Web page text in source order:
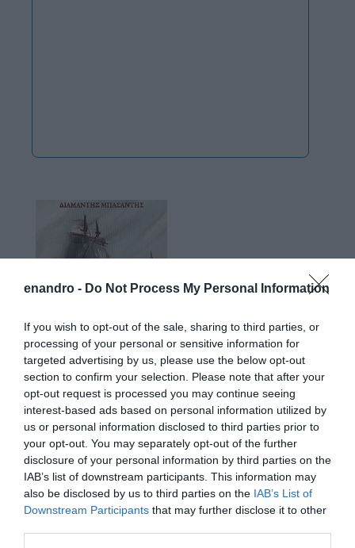
enandro - Do Not Process My Personal Information
If you wish to opt-out of the sale, sharing to third parties, or
processing of your personal or sensitive information for
targeted advertising by us, please use the below opt-out
section to confirm your selection. Please note that after your
opt-out request is processed you may continue seeing
interest-based ads based on personal information utilized by
us or personal information disclosed to third parties prior to
your opt-out. You may separately opt-out of the further
disclosure of your personal information by third parties on the
IAB’s list of downstream participants. This information may
also be disclosed by us to third parties on the IAB’s List of
Downstream Participants that may further disclose it to other